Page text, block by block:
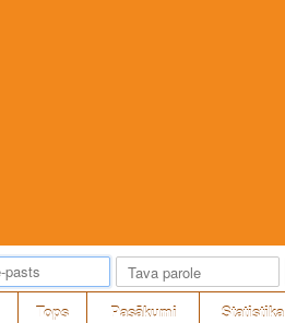
Tops Pasākumi Statistika